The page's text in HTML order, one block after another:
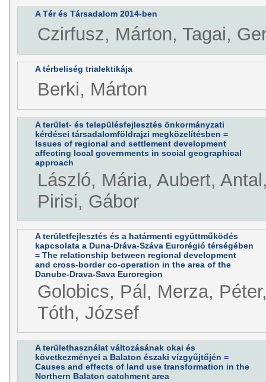
A Tér és Társadalom 2014-ben
Czirfusz, Márton, Tagai,
A térbeliség trialektikája
Berki, Márton
A terület- és településfejlesztés önkormányzati
kérdései társadalomföldrajzi megközelítésben =
Issues of regional and settlement development
affecting local governments in social geographical
approach
László, Mária, Aubert,
Pirisi, Gábor
A területfejlesztés és a határmenti együttműködés
kapcsolata a Duna-Dráva-Száva Eurorégió térségében
= The relationship between regional development
and cross-border co-operation in the area of the
Danube-Drava-Sava Euroregion
Golobics, Pál, Merza,
Tóth, József
A területhasználat változásának okai és
következményei a Balaton északi vízgyűjtőjén =
Causes and effects of land use transformation in the
Northern Balaton catchment area